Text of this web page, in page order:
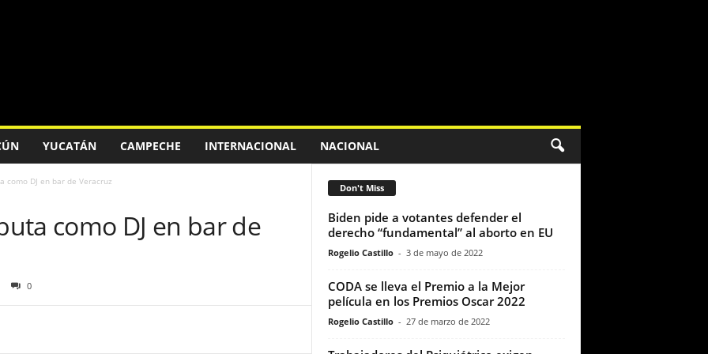
YUCATÁN CAMPECHE INTERNACIONAL NACIONAL
como DJ en bar de Veracruz
como DJ en bar de
0
Don't Miss
Biden pide a votantes defender el
derecho “fundamental” al aborto en EU
Rogelio Castillo - 3 de mayo de 2022
CODA se lleva el Premio a la Mejor
película en los Premios Oscar 2022
Rogelio Castillo - 27 de marzo de 2022